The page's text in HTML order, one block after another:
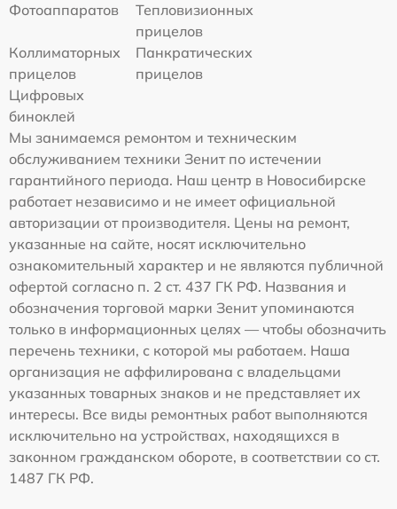
Фотоаппаратов
Тепловизионных
прицелов
Коллиматорных
прицелов
Панкратических
прицелов
Цифровых
биноклей
Мы занимаемся ремонтом и техническим
обслуживанием техники Зенит по истечении
гарантийного периода. Наш центр в Новосибирске
работает независимо и не имеет официальной
авторизации от производителя. Цены на ремонт,
указанные на сайте, носят исключительно
ознакомительный характер и не являются публичной
офертой согласно п. 2 ст. 437 ГК РФ. Названия и
обозначения торговой марки Зенит упоминаются
только в информационных целях — чтобы обозначить
перечень техники, с которой мы работаем. Наша
организация не аффилирована с владельцами
указанных товарных знаков и не представляет их
интересы. Все виды ремонтных работ выполняются
исключительно на устройствах, находящихся в
законном гражданском обороте, в соответствии со ст.
1487 ГК РФ.